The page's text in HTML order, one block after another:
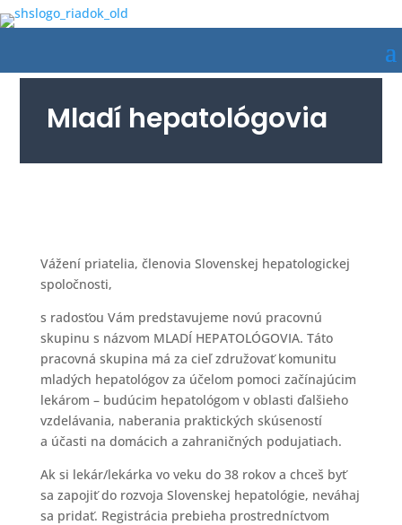
Mladí hepatológovia
Vážení priatelia, členovia Slovenskej hepatologickej
spoločnosti,
s radosťou Vám predstavujeme novú pracovnú
skupinu s názvom MLADÍ HEPATOLÓGOVIA. Táto
pracovná skupina má za cieľ združovať komunitu
mladých hepatológov za účelom pomoci začínajúcim
lekárom – budúcim hepatológom v oblasti ďalšieho
vzdelávania, naberania praktických skúseností
a účasti na domácich a zahraničných podujatiach.
Ak si lekár/lekárka vo veku do 38 rokov a chceš byť
sa zapojiť do rozvoja Slovenskej hepatológie, neváhaj
sa pridať. Registrácia prebieha prostredníctvom